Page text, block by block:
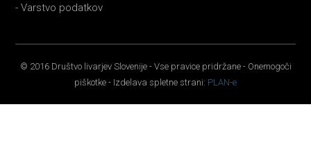
-Varstvo podatkov
© 2016 Društvo livarjev Slovenije - Vse pravice pridržane - Onemogoči
piškotke - Izdelava spletne strani: PLAN-e